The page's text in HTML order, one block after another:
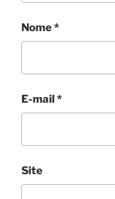
Nome*
E-mail*
Site